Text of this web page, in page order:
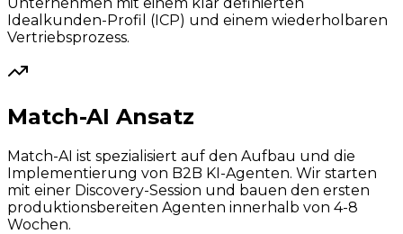
Idealkunden-Profil (ICP) und einem wiederholbaren
Vertriebsprozess.
Match-AI Ansatz
Match-AI ist spezialisiert auf den Aufbau und die
Implementierung von B2B KI-Agenten. Wir starten
mit einer Discovery-Session und bauen den ersten
produktionsbereiten Agenten innerhalb von 4-8
Wochen.